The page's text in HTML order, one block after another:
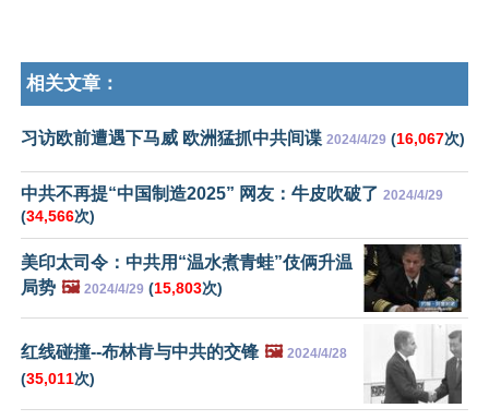
相关文章：
习访欧前遭遇下马威 欧洲猛抓中共间谍 2024/4/29 (16,067次)
中共不再提“中国制造2025” 网友：牛皮吹破了 2024/4/29
(34,566次)
美印太司令：中共用“温水煮青蛙”伎俩升温
局势 🖼️ 2024/4/29 (15,803次)
红线碰撞--布林肯与中共的交锋 🖼️ 2024/4/28
(35,011次)